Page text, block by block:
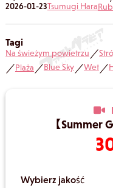
2026-01-23Tsumugi Hara
Tagi
Na świeżym powietrzu／
／Plaża／Blue Sky／Wet／
【Summer
Wybierz jakość